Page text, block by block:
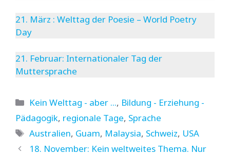
21. März : Welttag der Poesie – World Poetry
Day
21. Februar: Internationaler Tag der
Muttersprache
Kategorien
Kein Welttag - aber ..., Bildung - Erziehung -
Pädagogik, regionale Tage, Sprache
Schlagwörter
Australien, Guam, Malaysia, Schweiz, USA
18. November: Kein weltweites Thema. Nur